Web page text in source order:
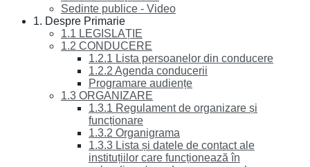
Sedinte publice - Video
1. Despre Primarie
1.1 LEGISLAȚIE
1.2 CONDUCERE
1.2.1 Lista persoanelor din conducere
1.2.2 Agenda conducerii
Programare audiențe
1.3 ORGANIZARE
1.3.1 Regulament de organizare și
funcționare
1.3.2 Organigrama
1.3.3 Lista și datele de contact ale
instituțiilor care funcționează în